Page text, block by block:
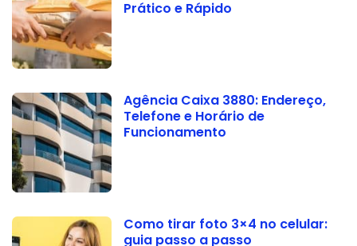
Prático e Rápido
Agência Caixa 3880: Endereço,
Telefone e Horário de
Funcionamento
Como tirar foto 3×4 no celular:
guia passo a passo